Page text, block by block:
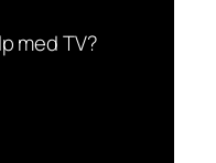
med TV?